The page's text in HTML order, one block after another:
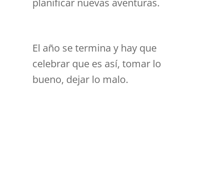
i
e
planificar nuevas aventuras.
El año se termina y hay que
celebrar que es así, tomar lo
bueno, dejar lo malo.